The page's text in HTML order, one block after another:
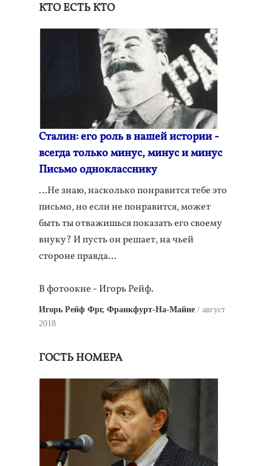
КТО ЕСТЬ КТО
Сталин: его роль в нашей истории -
всегда только минус, минус и минус
Письмо однокласснику
…Не знаю, насколько понравится тебе это
письмо, но если не понравится, может
быть ты отважишься показать его своему
внуку? И пусть он решает, на чьей
стороне правда...
В фотоокне - Игорь Рейф.
Игорь Рейф Фрг, Франкфурт-На-Майне
август
2018
ГОСТЬ НОМЕРА